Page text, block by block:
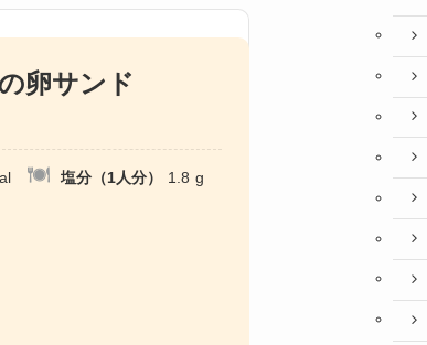
卵サンド
塩分（1人分） 1.8 g